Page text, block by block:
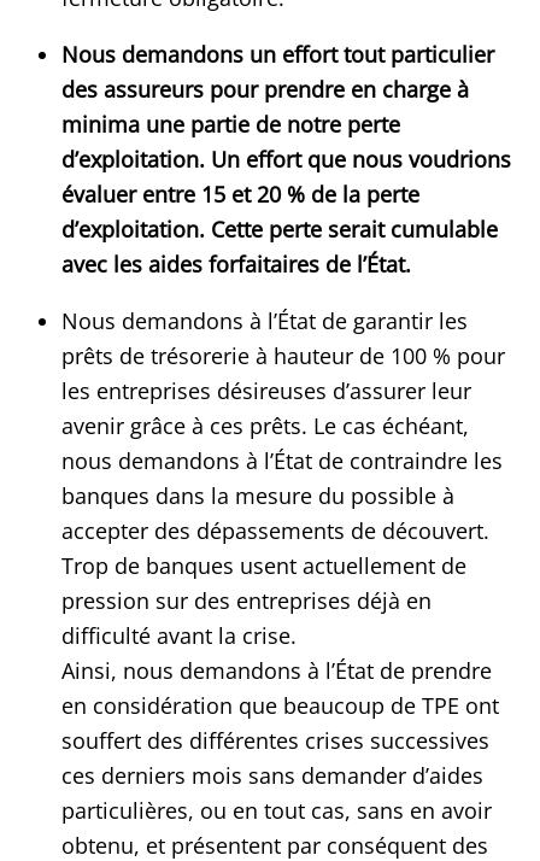
Nous demandons un effort tout particulier
des assureurs pour prendre en charge à
minima une partie de notre perte
d’exploitation. Un effort que nous voudrions
évaluer entre 15 et 20 % de la perte
d’exploitation. Cette perte serait cumulable
avec les aides forfaitaires de l’État.
Nous demandons à l’État de garantir les
prêts de trésorerie à hauteur de 100 % pour
les entreprises désireuses d’assurer leur
avenir grâce à ces prêts. Le cas échéant,
nous demandons à l’État de contraindre les
banques dans la mesure du possible à
accepter des dépassements de découvert.
Trop de banques usent actuellement de
pression sur des entreprises déjà en
difficulté avant la crise.
Ainsi, nous demandons à l’État de prendre
en considération que beaucoup de TPE ont
souffert des différentes crises successives
ces derniers mois sans demander d’aides
particulières, ou en tout cas, sans en avoir
obtenu, et présentent par conséquent des